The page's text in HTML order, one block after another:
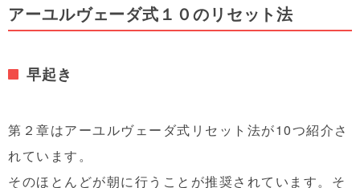
アーユルヴェーダ式１０のリセット法
早起き
第２章はアーユルヴェーダ式リセット法が10つ紹介さ
れています。
そのほとんどが朝に行うことが推奨されています。そ